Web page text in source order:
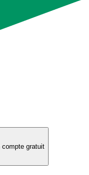
compte gratuit